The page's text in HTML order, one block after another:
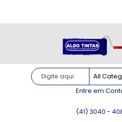
Entre em
(41) 3040 -